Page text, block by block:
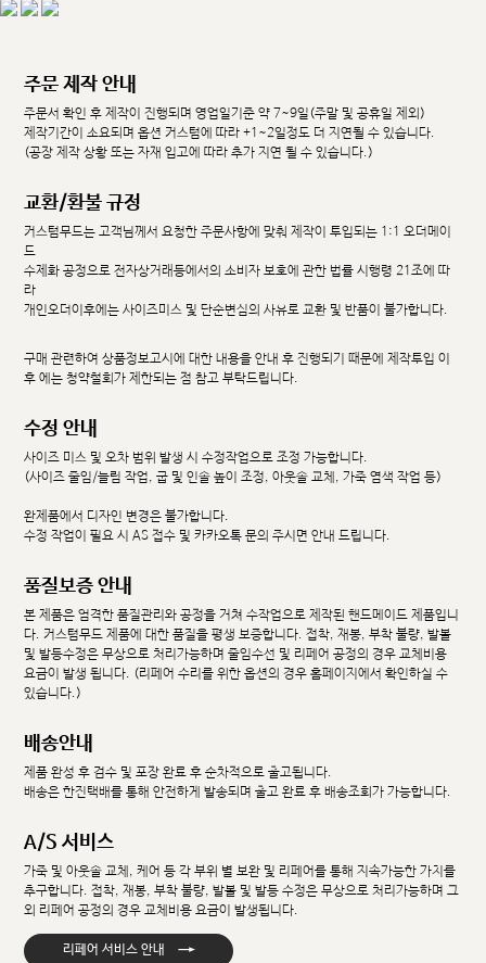
주문 제작 안내
주문서 확인 후 제작이 진행되며 영업일기준 약 7~9일(주말 및 공휴일 제외)
제작기간이 소요되며 옵션 커스텀에 따라 +1~2일정도 더 지연될 수 있습니다.
(공장 제작 상황 또는 자재 입고에 따라 추가 지연 될 수 있습니다.)
교환/환불 규정
커스텀무드는 고객님께서 요청한 주문사항에 맞춰 제작이 투입되는 1:1 오더메이
드
수제화 공정으로 전자상거래등에서의 소비자 보호에 관한 법률 시행령 21조에 따
라
개인오더이후에는 사이즈미스 및 단순변심의 사유로 교환 및 반품이 불가합니다.
구매 관련하여 상품정보고시에 대한 내용을 안내 후 진행되기 때문에 제작투입 이
후 에는 청약철회가 제한되는 점 참고 부탁드립니다.
수정 안내
사이즈 미스 및 오차 범위 발생 시 수정작업으로 조정 가능합니다.
(사이즈 줄임/늘림 작업, 굽 및 인솔 높이 조정, 아웃솔 교체, 가죽 염색 작업 등)
완제품에서 디자인 변경은 불가합니다.
수정 작업이 필요 시 AS 접수 및 카카오톡 문의 주시면 안내 드립니다.
품질보증 안내
본 제품은 엄격한 품질관리와 공정을 거쳐 수작업으로 제작된 핸드메이드 제품입니
다. 커스텀무드 제품에 대한 품질을 평생 보증합니다. 접착, 재봉, 부착 불량, 발볼
및 발등수정은 무상으로 처리가능하며 줄임수선 및 리페어 공정의 경우 교체비용
요금이 발생 됩니다. (리페어 수리를 위한 옵션의 경우 홈페이지에서 확인하실 수
있습니다.)
배송안내
제품 완성 후 검수 및 포장 완료 후 순차적으로 출고됩니다.
배송은 한진택배를 통해 안전하게 발송되며 출고 완료 후 배송조회가 가능합니다.
A/S 서비스
가죽 및 아웃솔 교체, 케어 등 각 부위 별 보완 및 리페어를 통해 지속가능한 가치를
추구합니다. 접착, 재봉, 부착 불량, 발볼 및 발등 수정은 무상으로 처리가능하며 그
외 리페어 공정의 경우 교체비용 요금이 발생됩니다.
리페어 서비스 안내 →